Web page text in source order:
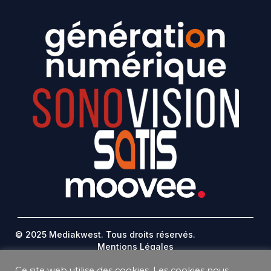
© 2025 Mediakwest. Tous droits réservés.
Mentions Légales